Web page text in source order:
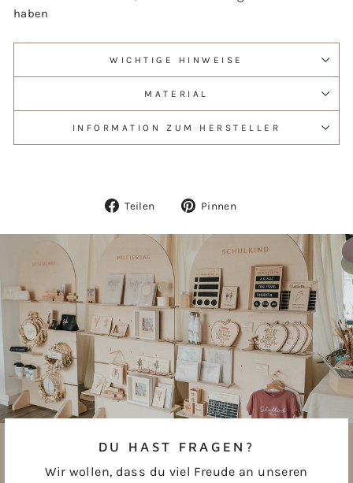
haben
WICHTIGE HINWEISE
MATERIAL
INFORMATION ZUM HERSTELLER
Teilen
Auf
Pinnen
DU HAST FRAGEN?
Wir wollen, dass du viel Freude an unseren